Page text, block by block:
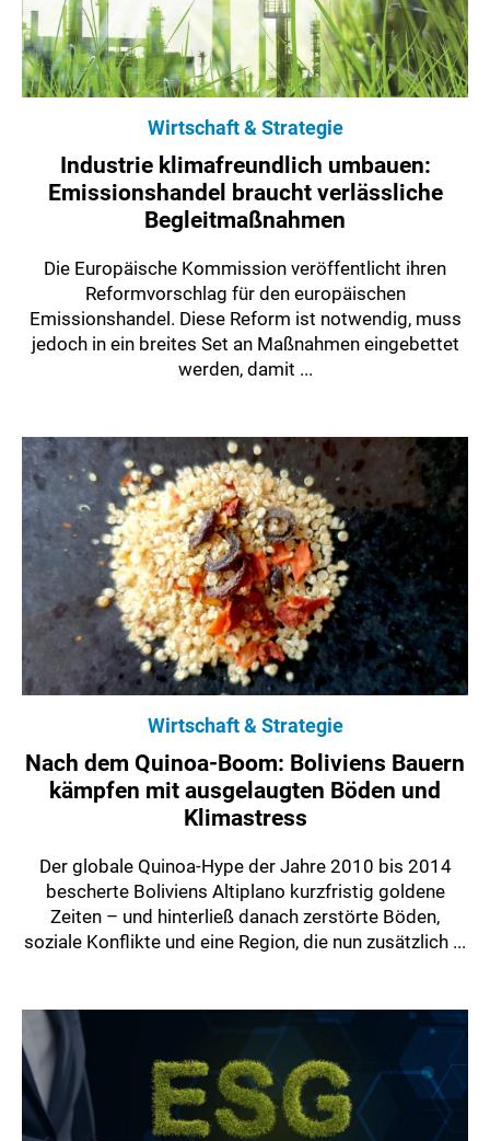
Wirtschaft & Strategie
Industrie klimafreundlich umbauen:
Emissionshandel braucht verlässliche
Begleitmaßnahmen
Die Europäische Kommission veröffentlicht ihren
Reformvorschlag für den europäischen
Emissionshandel. Diese Reform ist notwendig, muss
jedoch in ein breites Set an Maßnahmen eingebettet
werden, damit ...
Wirtschaft & Strategie
Nach dem Quinoa-Boom: Boliviens Bauern
kämpfen mit ausgelaugten Böden und
Klimastress
Der globale Quinoa-Hype der Jahre 2010 bis 2014
bescherte Boliviens Altiplano kurzfristig goldene
Zeiten – und hinterließ danach zerstörte Böden,
soziale Konflikte und eine Region, die nun zusätzlich ...